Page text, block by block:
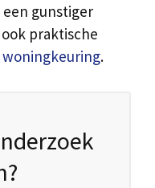
een gunstiger
praktische
woningkeuring.